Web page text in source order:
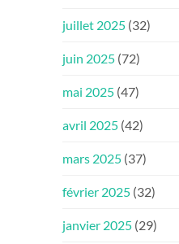
juillet 2025 (32)
juin 2025 (72)
mai 2025 (47)
avril 2025 (42)
mars 2025 (37)
février 2025 (32)
janvier 2025 (29)